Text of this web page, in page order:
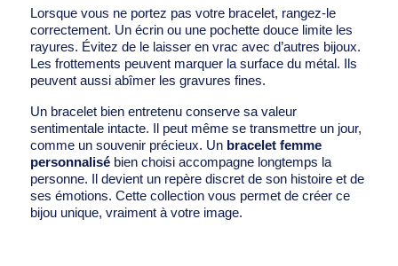
Lorsque vous ne portez pas votre bracelet, rangez-le
correctement. Un écrin ou une pochette douce limite les
rayures. Évitez de le laisser en vrac avec d’autres bijoux.
Les frottements peuvent marquer la surface du métal. Ils
peuvent aussi abîmer les gravures fines.
Un bracelet bien entretenu conserve sa valeur
sentimentale intacte. Il peut même se transmettre un jour,
comme un souvenir précieux. Un bracelet femme
personnalisébien choisi accompagne longtemps la
personne. Il devient un repère discret de son histoire et de
ses émotions. Cette collection vous permet de créer ce
bijou unique, vraiment à votre image.